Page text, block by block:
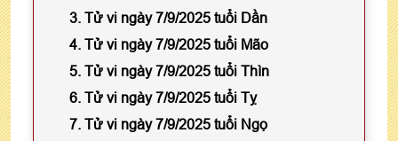
3. Tử vi ngày 7/9/2025 tuổi Dần
4. Tử vi ngày 7/9/2025 tuổi Mão
5. Tử vi ngày 7/9/2025 tuổi Thìn
6. Tử vi ngày 7/9/2025 tuổi Tỵ
7. Tử vi ngày 7/9/2025 tuổi Ngọ